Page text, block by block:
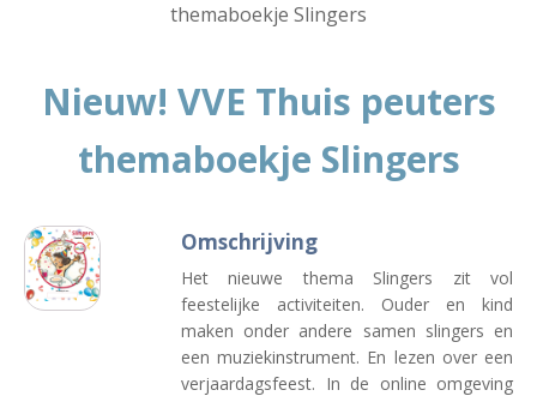
themaboekje Slingers
Nieuw! VVE Thuis peuters
themaboekje Slingers
Omschrijving
Het nieuwe thema Slingers zit vol
feestelijke activiteiten. Ouder en kind
maken onder andere samen slingers en
een muziekinstrument. En lezen over een
verjaardagsfeest. In de online omgeving